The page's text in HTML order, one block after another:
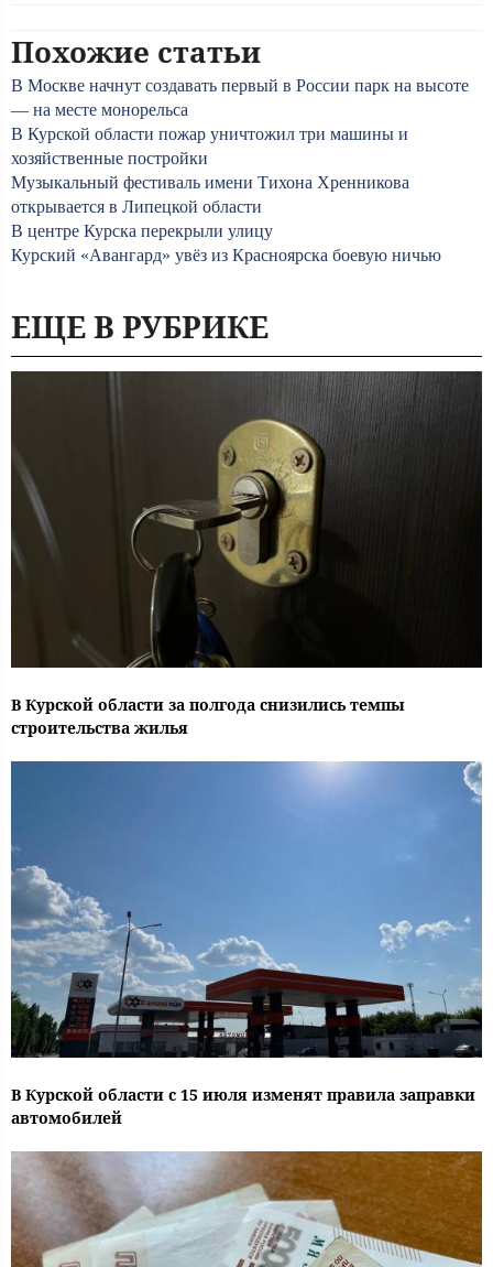
Похожие статьи
В Москве начнут создавать первый в России парк на высоте
— на месте монорельса
В Курской области пожар уничтожил три машины и
хозяйственные постройки
Музыкальный фестиваль имени Тихона Хренникова
открывается в Липецкой области
В центре Курска перекрыли улицу
Курский «Авангард» увёз из Красноярска боевую ничью
ЕЩЕ В РУБРИКЕ
В Курской области за полгода снизились темпы
строительства жилья
В Курской области с 15 июля изменят правила заправки
автомобилей